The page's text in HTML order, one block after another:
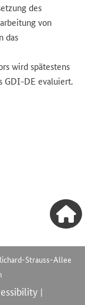
des
von
das
wird spätestens
GDI-DE evaluiert.
Strauss-Allee
|